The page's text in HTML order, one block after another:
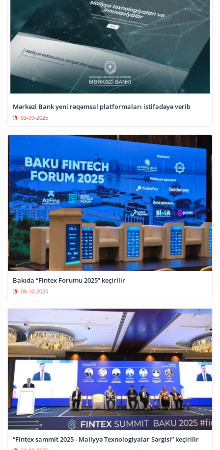
Mərkəzi Bank yeni rəqəmsal platformaları istifadəyə verib
03-09-2025
Bakıda “Fintex Forumu 2025” keçirilir
09-10-2025
“Fintex sammit 2025 - Maliyyə Texnologiyalar Sərgisi” keçirilir